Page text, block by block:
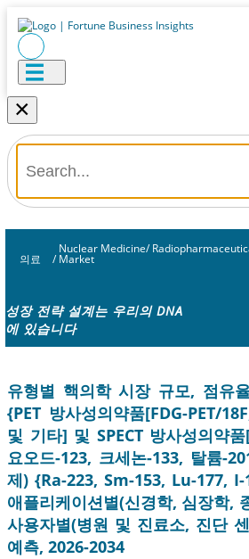
×
의료 /
Nuclear Medicine/
Market
성장 전략 설계는 우리의 DNA
에 있습니다
유형별 핵의학 시장 규모, 점유
{PET 방사성의약품[FDG-PET/
및 기타] 및 SPECT 방사성의약
요오드-123, 크세논-133, 탈륨-
제) {Ra-223, Sm-153, Lu-177,
애플리케이션별(신경학, 심장학,
사용자별(병원 및 진료소, 진단
예측, 2026-2034